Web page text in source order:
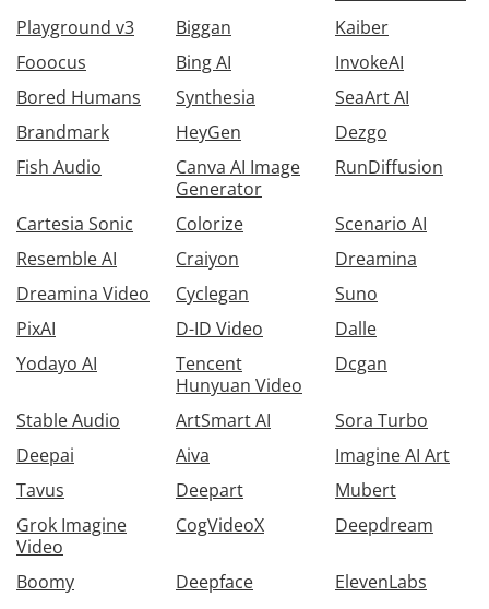
Playground v3
Biggan
Kaiber
Fooocus
Bing AI
InvokeAI
Bored Humans
Synthesia
SeaArt AI
Brandmark
HeyGen
Dezgo
Fish Audio
Canva AI Image
Generator
RunDiffusion
Cartesia Sonic Colorize
Scenario AI
Resemble AI
Craiyon
Dreamina
Dreamina Video
Cyclegan
Suno
PixAI
D-ID Video
Dalle
Yodayo AI
Tencent
Hunyuan Video
Dcgan
Stable Audio ArtSmart AI
Sora Turbo
Deepai
Aiva
Imagine AI Art
Tavus
Deepart
Mubert
Grok Imagine
Video
CogVideoX Deepdream
Boomy Deepface
ElevenLabs